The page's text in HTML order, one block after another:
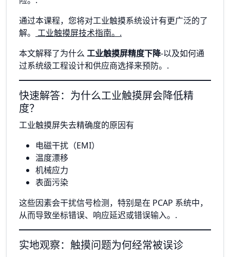
通过本课程，您将对工业触摸系统设计有更广泛的了
解。
工业触摸屏技术指南。.
本文解释了为什么 工业触摸屏精度下降-以及如何通
过系统级工程设计和供应商选择来预防。.
快速解答：为什么工业触摸屏会降低精
度？
工业触摸屏失去精确度的原因有
电磁干扰（EMI）
温度漂移
机械应力
表面污染
这些因素会干扰信号检测，特别是在 PCAP 系统中，
从而导致坐标错误、响应延迟或错误输入。.
实地观察：触摸问题为何经常被误诊